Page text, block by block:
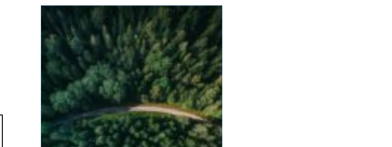
verksamheten. När
bokni...